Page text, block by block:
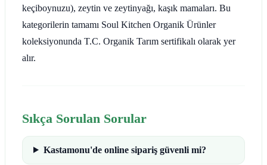
keçiboynuzu), zeytin ve zeytinyağı, kaşık mamaları. Bu
kategorilerin tamamı Soul Kitchen Organik Ürünler
koleksiyonunda T.C. Organik Tarım sertifikalı olarak yer
alır.
Sıkça Sorulan Sorular
Kastamonu'de online sipariş güvenli mi?